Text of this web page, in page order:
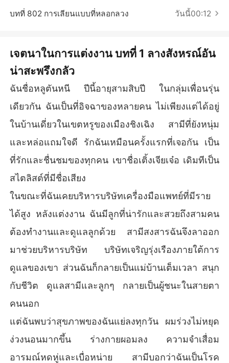
บทที่ 802 การเลียนแบบที่หลอกลวง วันนี้00:12
เจตนาในการแต่งงาน บทที่ 1 ลางสังหรณ์อัน
น่าสะพรึงกลัว
ฉันชื่อหลูตันหนี ปีนี้อายุสามสิบปี ในกลุ่มเพื่อนรุ่น
เดียวกัน ฉันเป็นที่อิจฉาของหลายคน ไม่เพียงแต่ได้อยู่
ในบ้านเดี่ยวในเขตหรูของเมืองชิงเฉิง สามีที่ยังหนุ่ม
และหล่อแถมใจดี รักฉันเหมือนครั้งแรกที่เจอกัน เป็น
ที่รักและชื่นชมของทุกคน เขาชื่อเติ้งเจียเจ๋อ เดิมทีเป็น
สไตลิสต์ที่มีชื่อเสียง
ในขณะที่ฉันเคยบริหารบริษัทเครื่องมือแพทย์ที่มีราย
ได้สูง หลังแต่งงาน ฉันมีลูกที่น่ารักและสวยถึงสามคน
ต้องทำงานและดูแลลูกด้วย สามีสงสารฉันจึงลาออก
มาช่วยบริหารบริษัท บริษัทเจริญรุ่งเรืองภายใต้การ
ดูแลของเขา ส่วนฉันก็กลายเป็นแม่บ้านเต็มเวลา สนุก
กับชีวิต ดูแลสามีและลูกๆ กลายเป็นผู้ชนะในสายตา
คนนอก
แต่ฉันพบว่าสุขภาพของฉันแย่ลงทุกวัน ผมร่วงไม่หยุด
ง่วงนอนมากขึ้น ร่างกายผอมลง ความจำเสื่อม
อารมณ์หดหู่และเบื่อหน่าย สามีบอกว่าฉันเป็นโรค